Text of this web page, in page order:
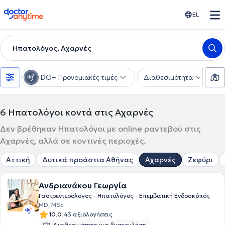
doctoranytime EL
Ηπατολόγος, Αχαρνές
DO+ Προνομιακές τιμές Διαθεσιμότητα
6 Ηπατολόγοι κοντά στις Αχαρνές
Δεν βρέθηκαν Ηπατολόγοι με online ραντεβού στις
Αχαρνές, αλλά σε κοντινές περιοχές.
Αττική Δυτικά προάστια Αθήνας Αχαρνές Ζεφύρι
Ανδριανάκου Γεωργία
Γαστρεντερολόγος - Ηπατολόγος - Επεμβατική Ενδοσκόπος
MD, MSc
10.0|43 αξιολογήσεις